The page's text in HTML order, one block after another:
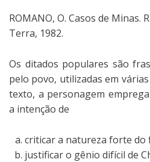
ROMANO, O. Casos de Minas.
Terra, 1982.
Os ditados populares são
pelo povo, utilizadas em
texto, a personagem
a intenção de
criticar a natureza forte do
justificar o gênio difícil de